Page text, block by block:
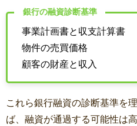
銀行の融資診断基準
事業計画書と収支計算書
物件の売買価格
顧客の財産と収入
これら銀行融資の診断基準を
ば、融資が通過する可能性は